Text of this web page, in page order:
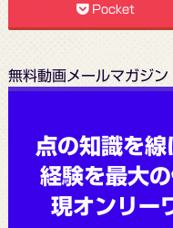
Pocket
無料動画メールマガジン
点の知識を線
経験を最大
現オンリー